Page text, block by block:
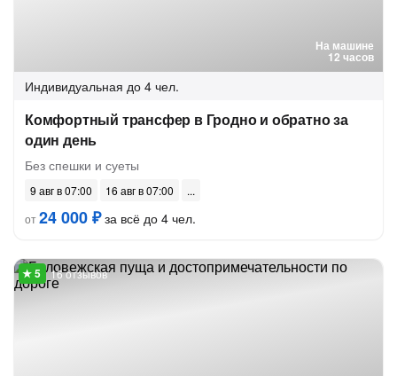
На машине
12 часов
Индивидуальная до 4 чел.
Комфортный трансфер в Гродно и обратно за
один день
Без спешки и суеты
9 авг в 07:00
16 авг в 07:00
от24 000 ₽за всё до 4 чел.
16 отзывов